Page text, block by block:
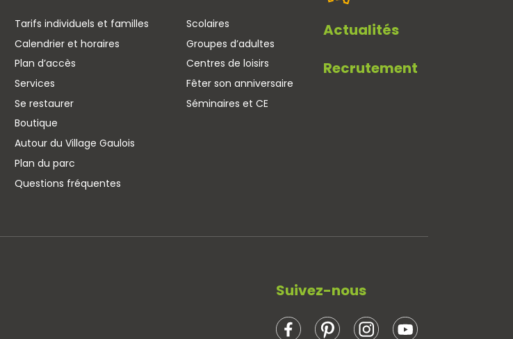
Tarifs individuels et familles
Calendrier et horaires
Plan d’accès
Services
Se restaurer
Boutique
Autour du Village Gaulois
Plan du parc
Questions fréquentes
Scolaires
Groupes d’adultes
Centres de loisirs
Fêter son anniversaire
Séminaires et CE
Actualités
Recrutement
Suivez-nous